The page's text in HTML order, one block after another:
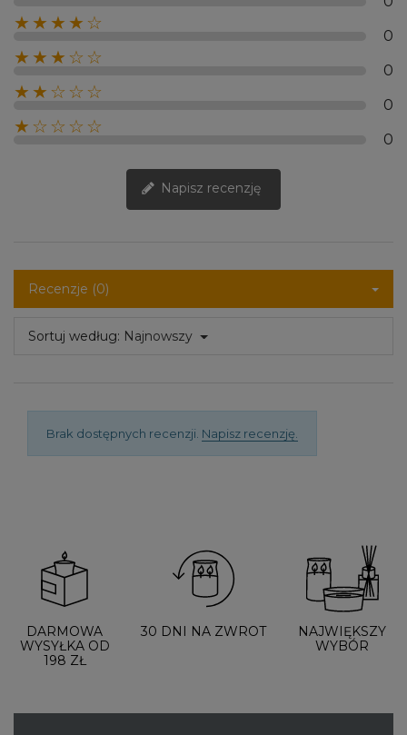
★★★★☆
0
★★★☆☆
0
★★☆☆☆
0
★☆☆☆☆
0
Napisz recenzję
Recenzje (0)
Sortuj według: Najnowszy
Brak dostępnych recenzji. Napisz recenzję.
DARMOWA
WYSYŁKA OD
198 ZŁ
30 DNI NA ZWROT
NAJWIĘKSZY
WYBÓR